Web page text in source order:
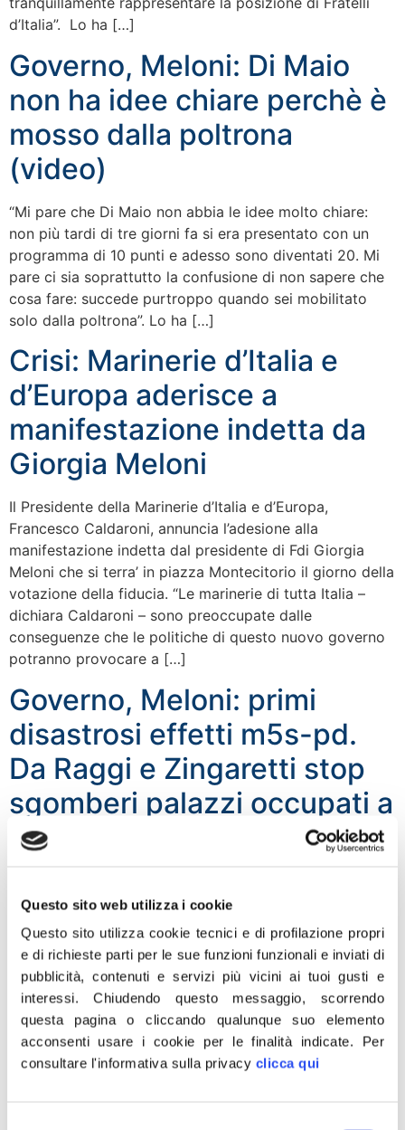
Questo sito web utilizza i cookie
Questo sito utilizza cookie tecnici e di profilazione propri
e di richieste parti per le sue funzioni funzionali e inviati di
pubblicità, contenuti e servizi più vicini ai tuoi gusti e
interessi.Chiudendo questo messaggio, scorrendo
questa pagina o cliccando qualunque suo elemento
acconsenti usare i cookie per le finalità indicate. Per
consultare l'informativa sulla privacy clicca qui
d’Italia”. Lo ha […]
Governo, Meloni: Di Maio
non ha idee chiare perchè è
mosso dalla poltrona
(video)
“Mi pare che Di Maio non abbia le idee molto chiare:
non più tardi di tre giorni fa si era presentato con un
programma di 10 punti e adesso sono diventati 20. Mi
pare ci sia soprattutto la confusione di non sapere che
cosa fare: succede purtroppo quando sei mobilitato
solo dalla poltrona”. Lo ha […]
Crisi: Marinerie d’Italia e
d’Europa aderisce a
manifestazione indetta da
Giorgia Meloni
Il Presidente della Marinerie d’Italia e d’Europa,
Francesco Caldaroni, annuncia l’adesione alla
manifestazione indetta dal presidente di Fdi Giorgia
Meloni che si terra’ in piazza Montecitorio il giorno della
votazione della fiducia. “Le marinerie di tutta Italia –
dichiara Caldaroni – sono preoccupate dalle
conseguenze che le politiche di questo nuovo governo
potranno provocare a […]
Governo, Meloni: primi
disastrosi effetti m5s-pd.
Da Raggi e Zingaretti stop
sgomberi palazzi occupati a
Roma
allo sgombero dei palazzi occupati nella Capitale.
Zingaretti e la Raggi si alleano per consentire ai
professionisti dell’occupazione di continuare a fare
quello che vogliono: violare la legge e scaricare i costi
delle loro azioni sui contribuenti. Perché non dobbiamo
mai dimenticare che sono i cittadini italiani, […]
Governo. Rauti: Fi parla